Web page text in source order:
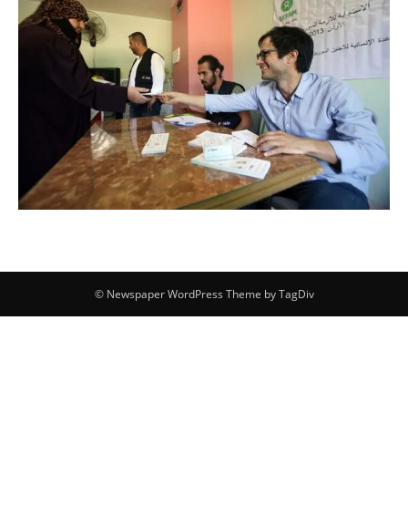
© Newspaper WordPress Theme by TagDiv